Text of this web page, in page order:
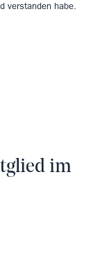
verstanden habe.
im